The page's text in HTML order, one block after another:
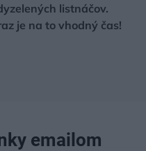
listnáčov.
je na to vhodný čas!
emailom